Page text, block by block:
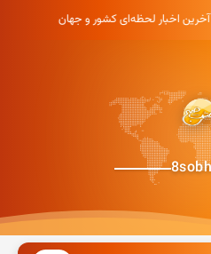
• آخرین اخبار لحظه‌ای کشور و جهان